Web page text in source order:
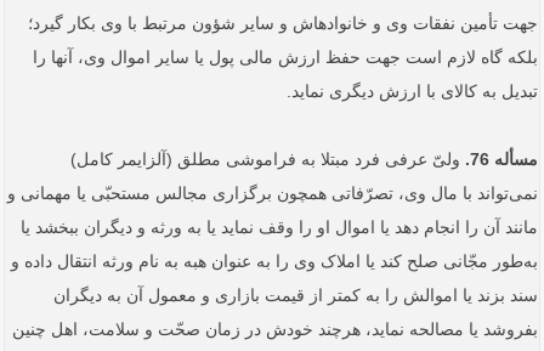
جهت تأمین نفقات وی و خانواده­اش و سایر شؤون مرتبط با وی بکار گیرد؛
بلکه گاه لازم است جهت حفظ ارزش مالی پول یا سایر اموال وی، آنها را
تبدیل به کالای با ارزش دیگری نماید.
مسأله 76.
ولیّ عرفی فرد مبتلا به فراموشی مطلق (آلزایمر کامل)
نمی‌تواند با مال وی، تصرّفاتی همچون برگزاری مجالس مستحبّی یا مهمانی و
مانند آن را انجام دهد یا اموال او را وقف نماید یا به ورثه و دیگران ببخشد یا
به‌طور مجّانی صلح کند یا املاک وی را به عنوان هبه به نام ورثه انتقال داده و
سند بزند یا اموالش را به کمتر از قیمت بازاری و معمول آن به دیگران
بفروشد یا مصالحه نماید، هرچند خودش در زمان صحّت و سلامت، اهل چنین